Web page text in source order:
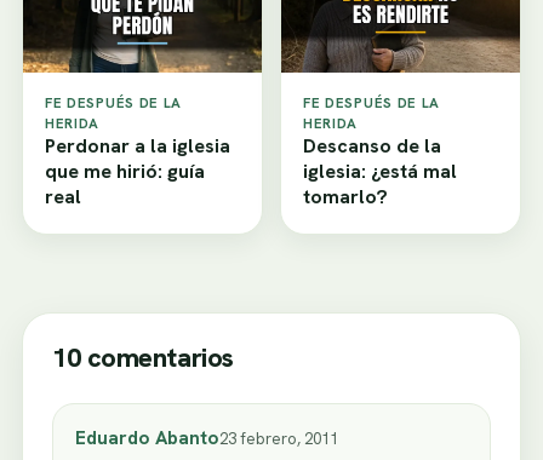
FE DESPUÉS DE LA
HERIDA
Perdonar a la iglesia
que me hirió: guía
real
FE DESPUÉS DE LA
HERIDA
Descanso de la
iglesia: ¿está mal
tomarlo?
10 comentarios
Eduardo Abanto23 febrero, 2011